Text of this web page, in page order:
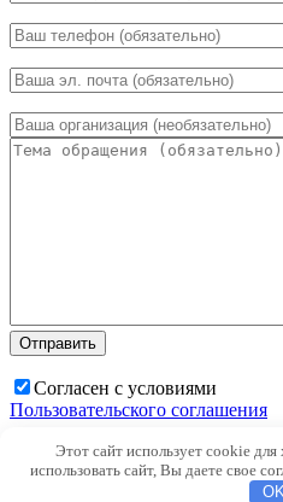
Согласен с условиями
Пользовательского соглашения
Этот сайт использует cookie
использовать сайт, Вы даете свое